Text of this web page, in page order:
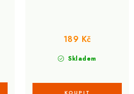
Skladem
189 Kč